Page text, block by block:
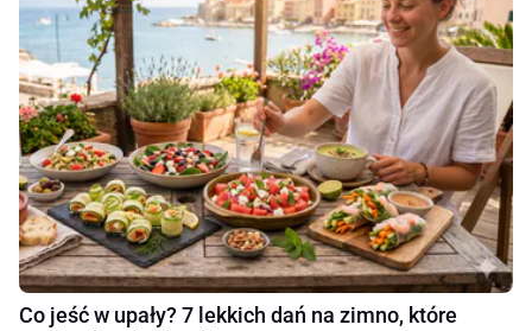
Co jeść w upały? 7 lekkich dań na zimno, które